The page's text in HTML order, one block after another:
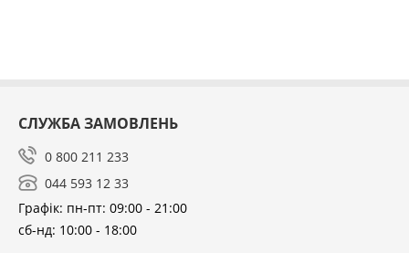
СЛУЖБА ЗАМОВЛЕНЬ
0 800 211 233
044 593 12 33
Графік: пн-пт: 09:00 - 21:00
сб-нд: 10:00 - 18:00